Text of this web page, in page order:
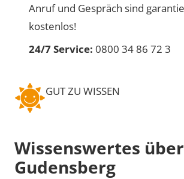
Anruf und Gespräch sind
kostenlos!
24/7 Service: 0800 34 86 72 3
GUT ZU WISSEN
Wissenswertes über
Gudensberg